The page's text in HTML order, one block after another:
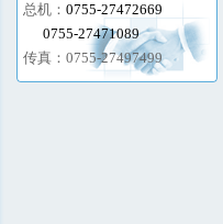
总机： 0755-27472669
0755-27471089
传真： 0755-27497499